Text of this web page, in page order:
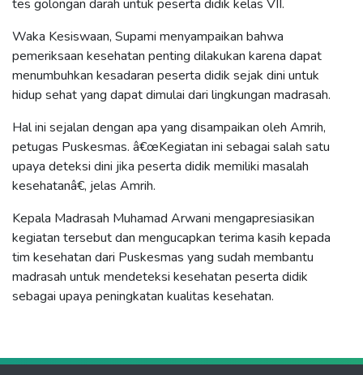
tes golongan darah untuk peserta didik kelas VII.
Waka Kesiswaan, Supami menyampaikan bahwa
pemeriksaan kesehatan penting dilakukan karena dapat
menumbuhkan kesadaran peserta didik sejak dini untuk
hidup sehat yang dapat dimulai dari lingkungan madrasah.
Hal ini sejalan dengan apa yang disampaikan oleh Amrih,
petugas Puskesmas. â€œKegiatan ini sebagai salah satu
upaya deteksi dini jika peserta didik memiliki masalah
kesehatanâ€, jelas Amrih.
Kepala Madrasah Muhamad Arwani mengapresiasikan
kegiatan tersebut dan mengucapkan terima kasih kepada
tim kesehatan dari Puskesmas yang sudah membantu
madrasah untuk mendeteksi kesehatan peserta didik
sebagai upaya peningkatan kualitas kesehatan.